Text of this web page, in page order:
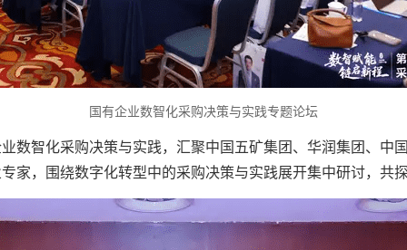
国有企业数智化采购决策与实践专题论坛
数智化采购决策与实践，汇聚中国五矿集团、华润集团、中
家，围绕数字化转型中的采购决策与实践展开集中研讨，共